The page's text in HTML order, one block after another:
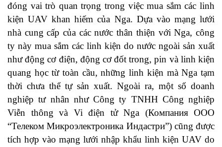
đóng vai trò quan trọng trong việc mua sắm các linh
kiện UAV khan hiếm của Nga. Dựa vào mạng lưới
nhà cung cấp của các nước thân thiện với Nga, công
ty này mua sắm các linh kiện do nước ngoài sản xuất
như động cơ điện, động cơ đốt trong, pin và linh kiện
quang học từ toàn cầu, những linh kiện mà Nga tạm
thời chưa thể tự sản xuất. Ngoài ra, một số doanh
nghiệp tư nhân như Công ty TNHH Công nghiệp
Viễn thông và Vi điện tử Nga (Компания ООО
“Телеком Микроэлектроника Индастри”) cũng được
tích hợp vào mạng lưới nhập khẩu linh kiện UAV do